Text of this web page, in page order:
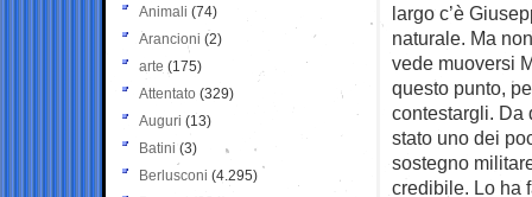
largo c’è
naturale. Ma
vede muoversi
questo punto,
contestargli. Da
stato uno dei
sostegno
credibile. Lo ha
Animali (74)
Arancioni (2)
arte (175)
Attentato (329)
Auguri (13)
Batini (3)
Berlusconi (4.295)